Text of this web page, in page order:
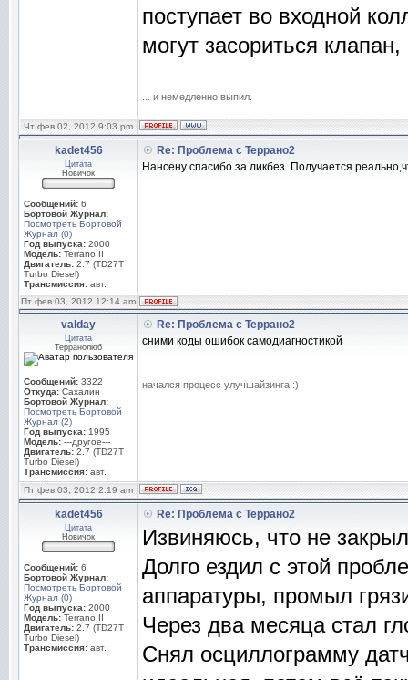
поступает во входной
могут засориться
... и немедленно выпил.
Чт фев 02, 2012 9:03 pm
kadet456
Цитата
Новичок
Сообщений: 6
Бортовой Журнал:
Посмотреть Бортовой
Журнал (0)
Год выпуска: 2000
Модель: Terrano II
Двигатель: 2.7 (TD27T
Turbo Diesel)
Трансмиссия: авт.
Re: Проблема с Террано2
Нансену спасибо за ликбез. Получается
Пт фев 03, 2012 12:14 am
valday
Цитата
Терранолюб
Сообщений: 3322
Откуда: Сахалин
Бортовой Журнал:
Посмотреть Бортовой
Журнал (2)
Год выпуска: 1995
Модель: ---другое---
Двигатель: 2.7 (TD27T
Turbo Diesel)
Трансмиссия: авт.
Re: Проблема с Террано2
сними коды ошибок самодиагностикой
начался процесс улучшайзинга :)
Пт фев 03, 2012 2:19 am
kadet456
Цитата
Новичок
Сообщений: 6
Бортовой Журнал:
Посмотреть Бортовой
Журнал (0)
Год выпуска: 2000
Модель: Terrano II
Двигатель: 2.7 (TD27T
Turbo Diesel)
Трансмиссия: авт.
Re: Проблема с Террано2
Извиняюсь, что не
Долго ездил с этой
аппаратуры, промыл
Через два месяца стал
Снял осциллограмму